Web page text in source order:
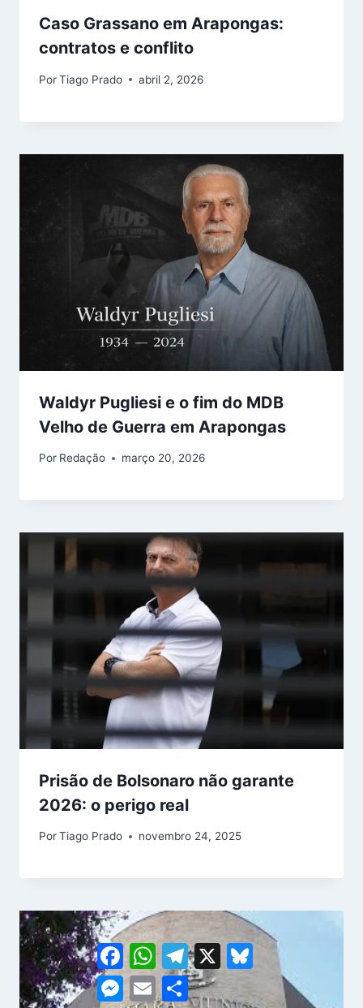
Caso Grassano em Arapongas:
contratos e conflito
PorTiago Prado abril 2, 2026
Waldyr Pugliesi e o fim do MDB
Velho de Guerra em Arapongas
Por Redação março 20, 2026
Prisão de Bolsonaro não garante
2026: o perigo real
PorTiago Prado novembro 24, 2025
FacebookWhatsApp
Telegram
X
Bluesky
Messenger
EmailShare